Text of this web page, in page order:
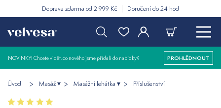
Doprava zdarma od 2 999 Kč Doručení do 24 hod
NOVINKY! Chcete vidět, co nového jsme přidali do nabídky? PROHLÉDNOUT
Úvod Masáž Masážní lehátka Příslušenství